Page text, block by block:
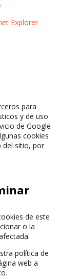
Explorer
para
y de uso
de Google
cookies
del sitio, por
de este
o la
política de
web a